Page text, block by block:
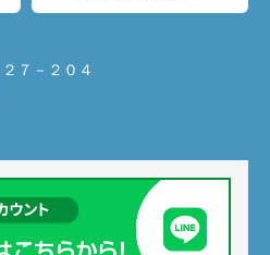
７－２０４